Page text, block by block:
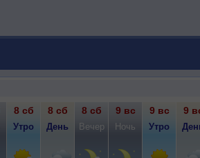
8 сб 8 сб 8 сб 9 вс 9 вс 9
Утро День Вечер Ночь Утро